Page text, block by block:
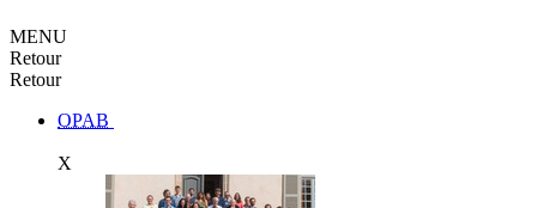
MENU
Retour
Retour
OPAB
X